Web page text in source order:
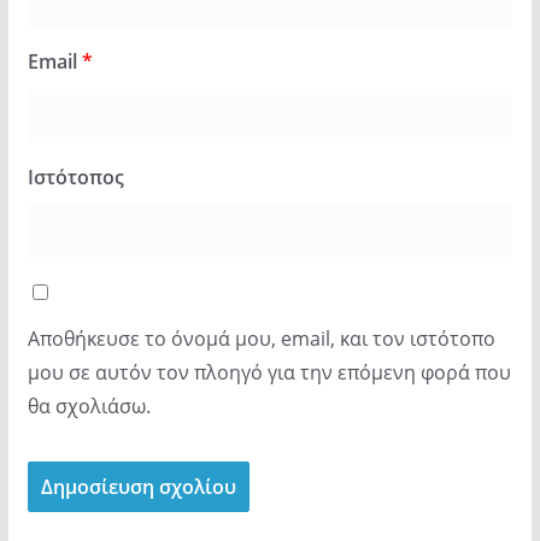
Email*
Ιστότοπος
Αποθήκευσε το όνομά μου, email, και τον ιστότοπο
μου σε αυτόν τον πλοηγό για την επόμενη φορά που
θα σχολιάσω.